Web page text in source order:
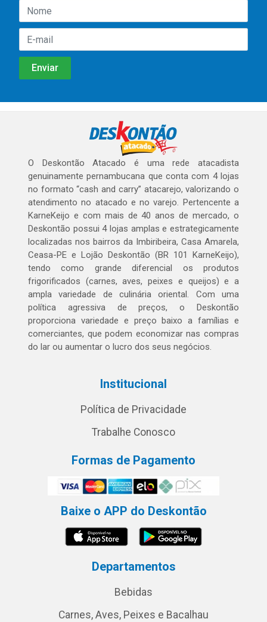
O Deskontão Atacado é uma rede atacadista
genuinamente pernambucana que conta com 4 lojas
no formato “cash and carry” atacarejo, valorizando o
atendimento no atacado e no varejo. Pertencente a
KarneKeijo e com mais de 40 anos de mercado, o
Deskontão possui 4 lojas amplas e estrategicamente
localizadas nos bairros da Imbiribeira, Casa Amarela,
Ceasa-PE e Lojão Deskontão (BR 101 KarneKeijo),
tendo como grande diferencial os produtos
frigorificados (carnes, aves, peixes e queijos) e a
ampla variedade de culinária oriental. Com uma
política agressiva de preços, o Deskontão
proporciona variedade e preço baixo a famílias e
comerciantes, que podem economizar nas compras
do lar ou aumentar o lucro dos seus negócios.
Institucional
Política de Privacidade
Trabalhe Conosco
Formas de Pagamento
Baixe o APP do Deskontão
Departamentos
Bebidas
Carnes, Aves, Peixes e Bacalhau